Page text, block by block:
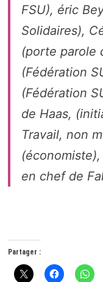
FSU), éric
Solidaires),
(porte parole
(Fédération
(Fédération
de Haas,
Travail, non
en chef de
Partager :